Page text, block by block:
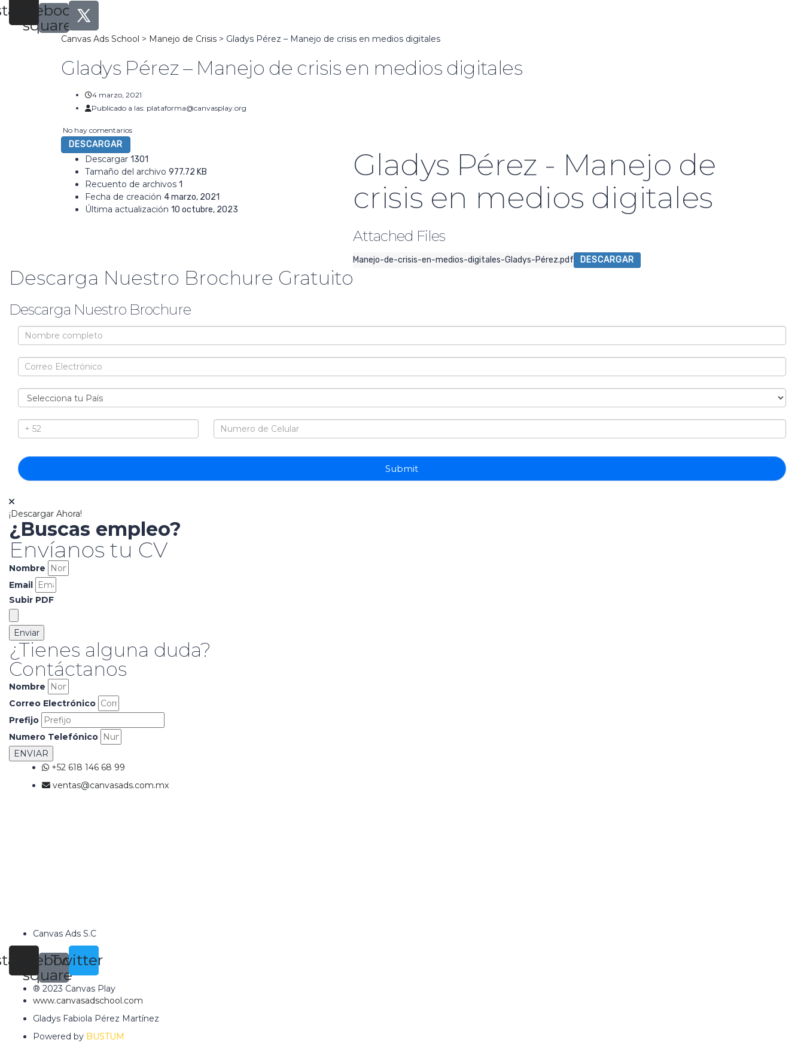
Facebook-
square
Canvas Ads School > Manejo de Crisis > Gladys Pérez – Manejo de crisis en medios digitales
Gladys Pérez – Manejo de crisis en medios digitales
4 marzo, 2021
Publicado a las: plataforma@canvasplay.org
No hay comentarios
DESCARGAR
Descargar 1301
Tamaño del archivo 977.72 KB
Recuento de archivos 1
Fecha de creación 4 marzo, 2021
Última actualización 10 octubre, 2023
Gladys Pérez - Manejo de
crisis en medios digitales
Attached Files
Manejo-de-crisis-en-medios-digitales-Gladys-Pérez.pdf DESCARGAR
Descarga Nuestro Brochure Gratuito
Descarga Nuestro Brochure
Brochure
Submit
¡Descargar Ahora!
¿Buscas empleo?
Envíanos tu CV
Nombre
Email
Subir PDF
Enviar
¿Tienes alguna duda?
Contáctanos
Nombre
Correo Electrónico
Prefijo
Numero Telefónico
ENVIAR
+52 618 146 68 99
ventas@canvasads.com.mx
Canvas Ads S.C
Facebook-
square
Twitter
® 2023 Canvas Play
www.canvasadschool.com
Gladys Fabiola Pérez Martínez
Powered by BUSTUM